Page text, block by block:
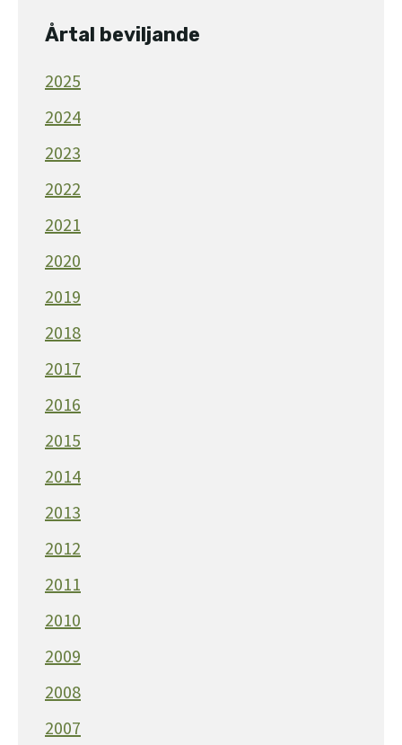
Årtal beviljande
2025
2024
2023
2022
2021
2020
2019
2018
2017
2016
2015
2014
2013
2012
2011
2010
2009
2008
2007